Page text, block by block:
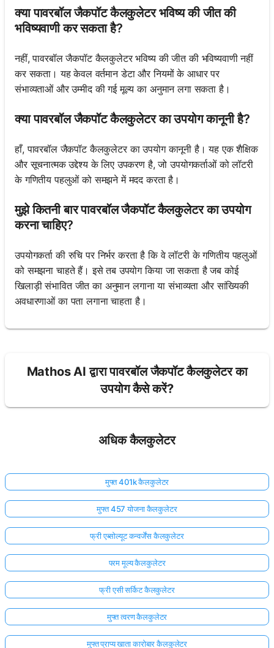
क्या पावरबॉल जैकपॉट कैलकुलेटर भविष्य की जीत की
भविष्यवाणी कर सकता है?
नहीं, पावरबॉल जैकपॉट कैलकुलेटर भविष्य की जीत की भविष्यवाणी नहीं
कर सकता। यह केवल वर्तमान डेटा और नियमों के आधार पर
संभाव्यताओं और उम्मीद की गई मूल्य का अनुमान लगा सकता है।
क्या पावरबॉल जैकपॉट कैलकुलेटर का उपयोग कानूनी है?
हाँ, पावरबॉल जैकपॉट कैलकुलेटर का उपयोग कानूनी है। यह एक शैक्षिक
और सूचनात्मक उद्देश्य के लिए उपकरण है, जो उपयोगकर्ताओं को लॉटरी
के गणितीय पहलुओं को समझने में मदद करता है।
मुझे कितनी बार पावरबॉल जैकपॉट कैलकुलेटर का उपयोग
करना चाहिए?
उपयोगकर्ता की रुचि पर निर्भर करता है कि वे लॉटरी के गणितीय पहलुओं
को समझना चाहते हैं। इसे तब उपयोग किया जा सकता है जब कोई
खिलाड़ी संभावित जीत का अनुमान लगाना या संभाव्यता और सांख्यिकी
अवधारणाओं का पता लगाना चाहता है।
Mathos AI द्वारा पावरबॉल जैकपॉट कैलकुलेटर का
उपयोग कैसे करें?
अधिक कैलकुलेटर
मुफ्त 401k कैलकुलेटर
मुफ्त 457 योजना कैलकुलेटर
फ्री एब्सोल्यूट कन्वर्जेंस कैलकुलेटर
परम मूल्य कैलकुलेटर
फ्री एसी सर्किट कैलकुलेटर
मुफ्त त्वरण कैलकुलेटर
मुफ्त प्राप्य खाता कारोबार कैलकुलेटर